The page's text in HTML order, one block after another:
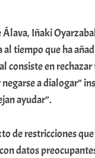
Álava, Iñaki
al tiempo que ha
consiste en
a dialogar”
ayudar”.
de restricciones
datos